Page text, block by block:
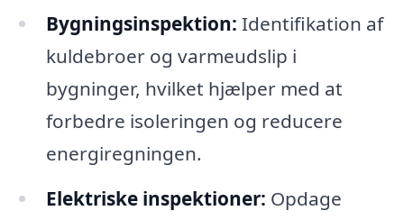
Bygningsinspektion: Identifikation af
kuldebroer og varmeudslip i
bygninger, hvilket hjælper med at
forbedre isoleringen og reducere
energiregningen.
Elektriske inspektioner: Opdage